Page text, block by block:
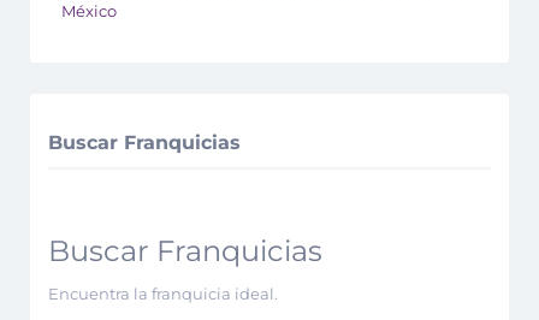
México
Buscar Franquicias
Buscar Franquicias
Encuentra la franquicia ideal.